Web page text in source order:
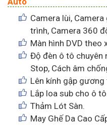
Camera lùi,
trình, Camera 360
Màn hình DVD theo
Độ đèn ô tô chuyên
Stop, Cách âm
Lên kính gập
Lắp loa sub cho ô tô.
Thảm Lót Sàn.
May Ghế Da Cao